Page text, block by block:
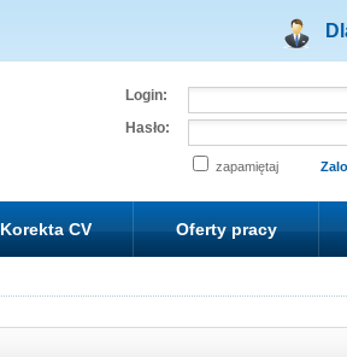
Login:
Hasło:
zapamiętaj
Korekta CV Oferty pracy